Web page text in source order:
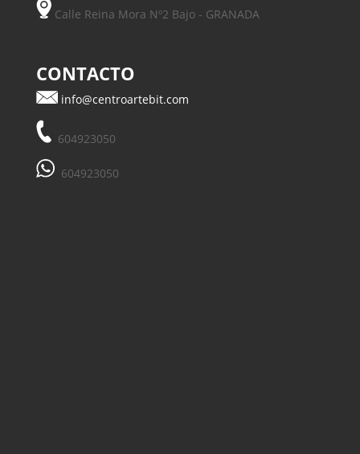
Calle Reina Mora Nº2 Bajo - GRANADA
CONTACTO
info@centroartebit.com
604923050
604923050